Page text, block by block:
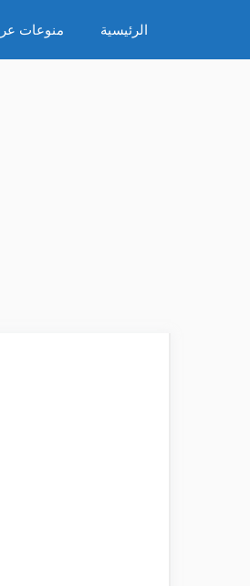
المحتوى
الرئيسية منوعات